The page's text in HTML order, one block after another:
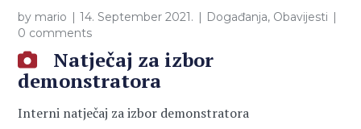
by mario 14. September 2021. Događanja, Obavijesti
0 comments
Natječaj za izbor
demonstratora
Interni natječaj za izbor demonstratora